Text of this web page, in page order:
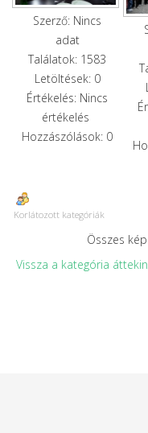
Szerző: Nincs
adat
Találatok: 1583
Letöltések: 0
Értékelés: Nincs
értékelés
Hozzászólások: 0
Korlátozott kategóriák
Összes
Vissza a kategória